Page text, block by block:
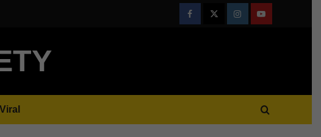
FacebookTwitterInstagramYoutube
Viral